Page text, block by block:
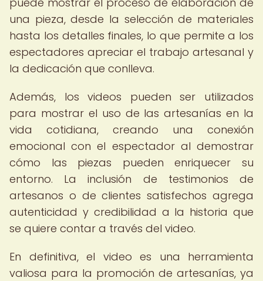
una pieza, desde la selección de materiales
hasta los detalles finales, lo que permite a los
espectadores apreciar el trabajo artesanal y
la dedicación que conlleva.
Además, los videos pueden ser utilizados
para mostrar el uso de las artesanías en la
vida cotidiana, creando una conexión
emocional con el espectador al demostrar
cómo las piezas pueden enriquecer su
entorno. La inclusión de testimonios de
artesanos o de clientes satisfechos agrega
autenticidad y credibilidad a la historia que
se quiere contar a través del video.
En definitiva, el video es una herramienta
valiosa para la promoción de artesanías, ya